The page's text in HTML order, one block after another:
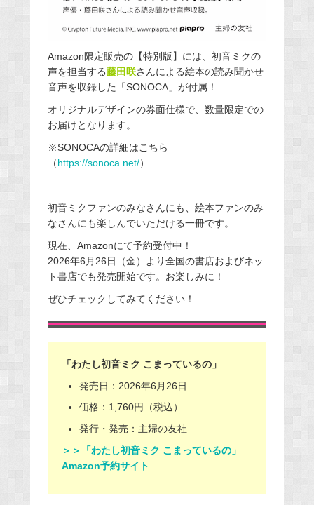
Amazon限定販売の【特別版】には、初音ミクの
声を担当する藤田咲さんによる絵本の読み聞かせ
音声を収録した「SONOCA」が付属！
オリジナルデザインの券面仕様で、数量限定での
お届けとなります。
※SONOCAの詳細はこちら
（https://sonoca.net/）
初音ミクファンのみなさんにも、絵本ファンのみ
なさんにも楽しんでいただける一冊です。
現在、Amazonにて予約受付中！
2026年6月26日（金）より全国の書店およびネッ
ト書店でも発売開始です。お楽しみに！
ぜひチェックしてみてください！
「わたし初音ミク こまっているの」
発売日：2026年6月26日
価格：1,760円（税込）
発行・発売：主婦の友社
＞＞「わたし初音ミク こまっているの」
Amazon予約サイト